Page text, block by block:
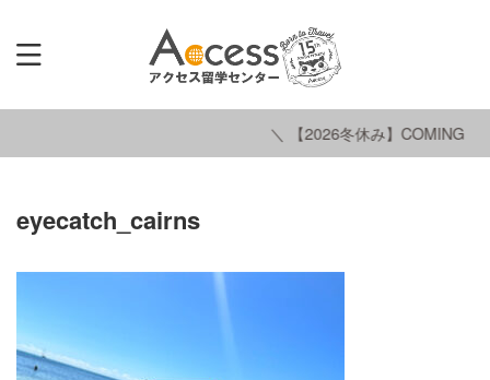
＼ 【2026冬休み】COMING
eyecatch_cairns